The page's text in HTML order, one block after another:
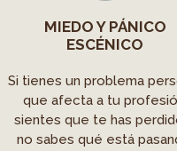
MIEDO Y PÁNICO
ESCÉNICO
Si tienes un problema
que afecta a tu
sientes que te has
no sabes qué está